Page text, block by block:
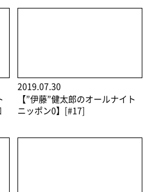
2019.07.30
【”伊藤”健太郎のオールナイト
ニッポン0】[#17]